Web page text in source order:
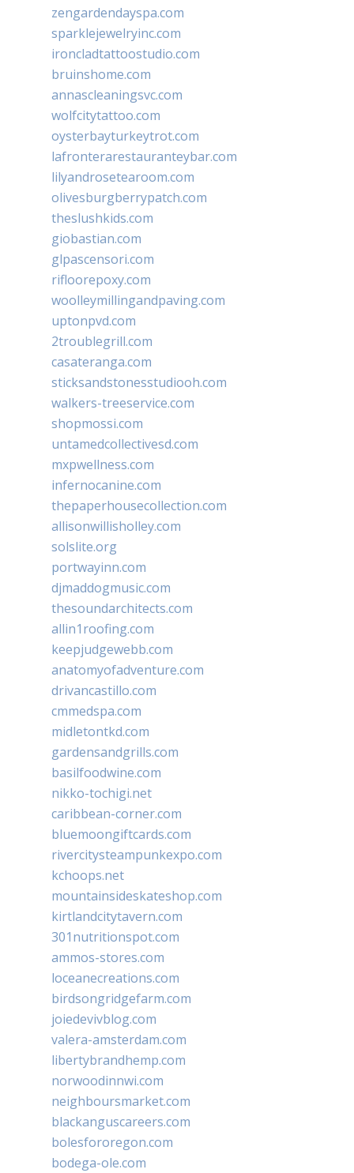
zengardendayspa.com
sparklejewelryinc.com
ironcladtattoostudio.com
bruinshome.com
annascleaningsvc.com
wolfcitytattoo.com
oysterbayturkeytrot.com
lafronterarestauranteybar.com
lilyandrosetearoom.com
olivesburgberrypatch.com
theslushkids.com
giobastian.com
glpascensori.com
rifloorepoxy.com
woolleymillingandpaving.com
uptonpvd.com
2troublegrill.com
casateranga.com
sticksandstonesstudiooh.com
walkers-treeservice.com
shopmossi.com
untamedcollectivesd.com
mxpwellness.com
infernocanine.com
thepaperhousecollection.com
allisonwillisholley.com
solslite.org
portwayinn.com
djmaddogmusic.com
thesoundarchitects.com
allin1roofing.com
keepjudgewebb.com
anatomyofadventure.com
drivancastillo.com
cmmedspa.com
midletontkd.com
gardensandgrills.com
basilfoodwine.com
nikko-tochigi.net
caribbean-corner.com
bluemoongiftcards.com
rivercitysteampunkexpo.com
kchoops.net
mountainsideskateshop.com
kirtlandcitytavern.com
301nutritionspot.com
ammos-stores.com
loceanecreations.com
birdsongridgefarm.com
joiedevivblog.com
valera-amsterdam.com
libertybrandhemp.com
norwoodinnwi.com
neighboursmarket.com
blackanguscareers.com
bolesfororegon.com
bodega-ole.com